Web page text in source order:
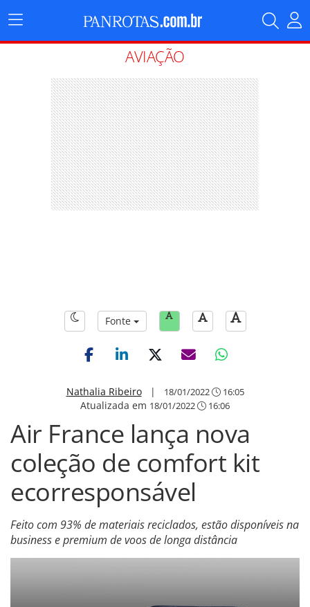
Menu
Principal
AVIAÇÃO
Fonte
Nathalia Ribeiro| 18/01/2022 16:05
Atualizada em 18/01/2022 16:06
Air France lança nova
coleção de comfort kit
ecorresponsável
Feito com 93% de materiais reciclados, estão disponíveis na
business e premium de voos de longa distância